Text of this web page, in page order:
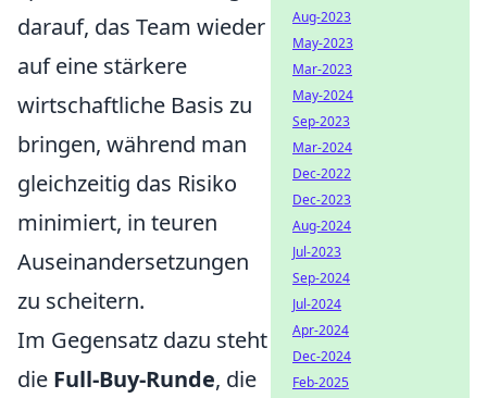
darauf, das Team wieder
auf eine stärkere
wirtschaftliche Basis zu
bringen, während man
gleichzeitig das Risiko
minimiert, in teuren
Auseinandersetzungen
zu scheitern.
Im Gegensatz dazu steht
die Full-Buy-Runde, die
Aug-2023
May-2023
Mar-2023
May-2024
Sep-2023
Mar-2024
Dec-2022
Dec-2023
Aug-2024
Jul-2023
Sep-2024
Jul-2024
Apr-2024
Dec-2024
Feb-2025